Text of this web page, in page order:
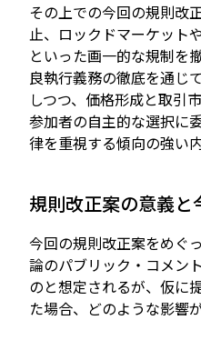
その上での今回の規則改
止、ロックドマーケット
といった画一的な規制を
良執行義務の徹底を通じ
しつつ、価格形成と取引
参加者の自主的な選択に
律を重視する傾向の強い
規則改正案の意義と
今回の規則改正案をめぐ
論のパブリック・コメン
のと想定されるが、仮に
た場合、どのような影響